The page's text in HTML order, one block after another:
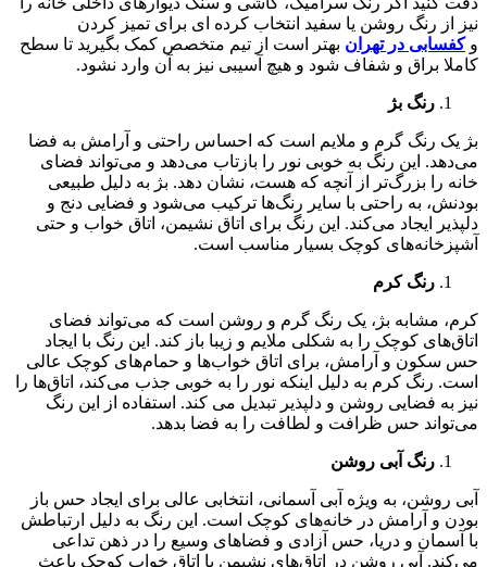
نیز از رنگ روشن یا سفید انتخاب کرده ای برای تمیز کردن
وکفسابی در تهران بهتر است از تیم متخصص کمک بگیرید تا سطح
کاملا براق و شفاف شود و هیچ آسیبی نیز به آن وارد نشود.
رنگ بژ
بژ یک رنگ گرم و ملایم است که احساس راحتی و آرامش به فضا
می‌دهد. این رنگ به خوبی نور را بازتاب می‌دهد و می‌تواند فضای
خانه را بزرگ‌تر از آنچه که هست، نشان دهد. بژ به دلیل طبیعی
بودنش، به راحتی با سایر رنگ‌ها ترکیب می‌شود و فضایی دنج و
دلپذیر ایجاد می‌کند. این رنگ برای اتاق نشیمن، اتاق خواب و حتی
آشپزخانه‌های کوچک بسیار مناسب است.
رنگ کرم
کرم، مشابه بژ، یک رنگ گرم و روشن است که می‌تواند فضای
اتاق‌های کوچک را به شکلی ملایم و زیبا باز کند. این رنگ با ایجاد
حس سکون و آرامش، برای اتاق خواب‌ها و حمام‌های کوچک عالی
است. رنگ کرم به دلیل اینکه نور را به خوبی جذب می‌کند، اتاق‌ها را
نیز به فضایی روشن و دلپذیر تبدیل می کند. استفاده از این رنگ
می‌تواند حس ظرافت و لطافت را به فضا بدهد.
رنگ آبی روشن
آبی روشن، به ویژه آبی آسمانی، انتخابی عالی برای ایجاد حس باز
بودن و آرامش در خانه‌های کوچک است. این رنگ به دلیل ارتباطش
با آسمان و دریا، حس آزادی و فضاهای وسیع را در ذهن تداعی
می‌کند. آبی روشن در اتاق‌های نشیمن یا اتاق خواب کوچک باعث